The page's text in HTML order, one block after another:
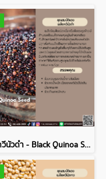
เมล็ดควีนัวดำ - Black Quinoa Seed